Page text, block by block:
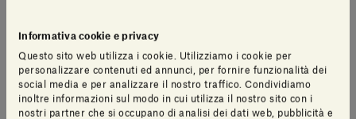
Informativa cookie e privacy
Questo sito web utilizza i cookie. Utilizziamo i cookie per
personalizzare contenuti ed annunci, per fornire funzionalità dei
social media e per analizzare il nostro traffico. Condividiamo
inoltre informazioni sul modo in cui utilizza il nostro sito con i
nostri partner che si occupano di analisi dei dati web, pubblicità e
sue linee riportanoin miniatura il design della grande
installazioneche realizzammo in occasione della
settimana del design di Milano del 2010. Una
costruzione davvero iconica, che già allora mirava a
suscitare, nel cuore di chi la visitava, l’idea della casa